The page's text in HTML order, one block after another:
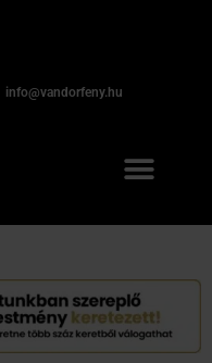
info@vandorfeny.hu